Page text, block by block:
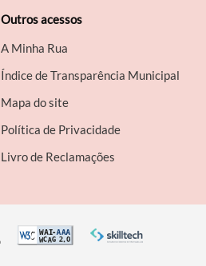
Outros acessos
A Minha Rua
Índice de Transparência Municipal
Mapa do site
Política de Privacidade
Livro de Reclamações